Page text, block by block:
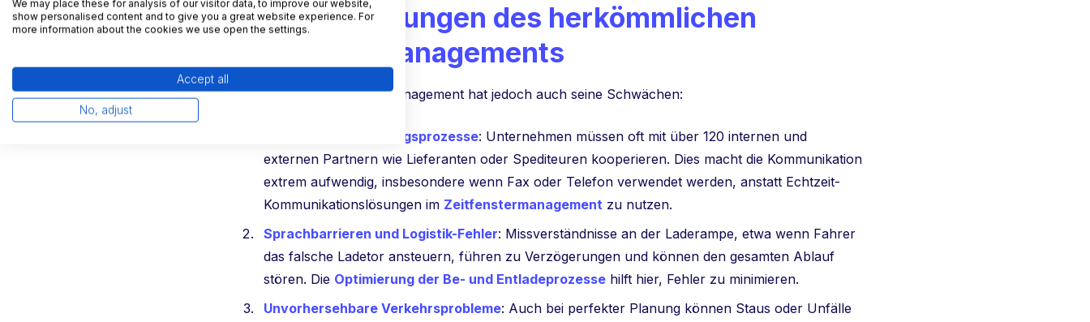
Herausforderungen des herkömmlichen
Zeitfenstermanagements
Das klassische Zeitfenstermanagement hat jedoch auch seine Schwächen:
Komplexe Abstimmungsprozesse: Unternehmen müssen oft mit über 120 internen und
externen Partnern wie Lieferanten oder Spediteuren kooperieren. Dies macht die Kommunikation
extrem aufwendig, insbesondere wenn Fax oder Telefon verwendet werden, anstatt Echtzeit-
Kommunikationslösungen im Zeitfenstermanagement zu nutzen.
Sprachbarrieren und Logistik-Fehler: Missverständnisse an der Laderampe, etwa wenn Fahrer
das falsche Ladetor ansteuern, führen zu Verzögerungen und können den gesamten Ablauf
stören. Die Optimierung der Be- und Entladeprozesse hilft hier, Fehler zu minimieren.
Unvorhersehbare Verkehrsprobleme: Auch bei perfekter Planung können Staus oder Unfälle
We may place these for analysis of our visitor data, to improve our website,
show personalised content and to give you a great website experience. For
more information about the cookies we use open the settings.
Accept all
No, adjust